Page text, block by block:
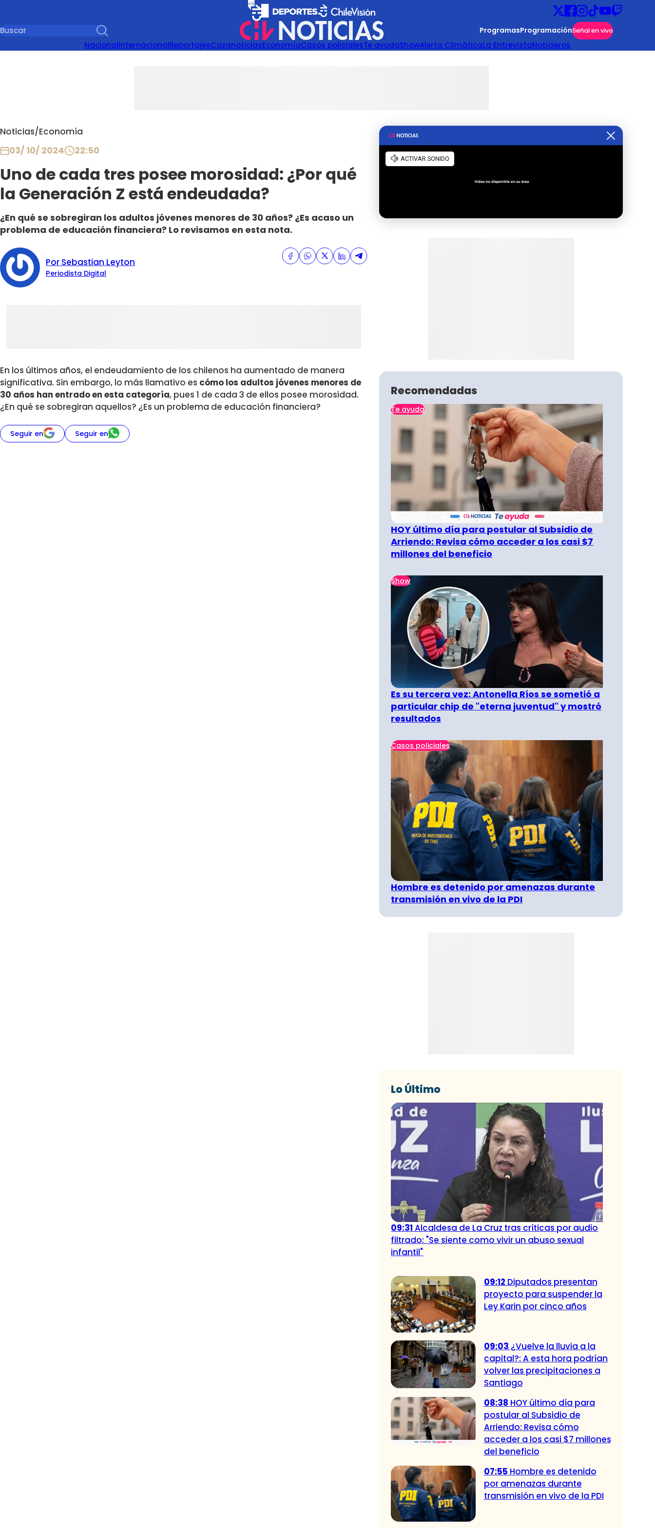
ProgramasProgramaciónSeñal en vivo
NacionalInternacionalReportajesCazanoticiasEconomíaCasos policialesTe ayudaShowAlerta ClimáticaLa EntrevistaNoticieros
Noticias/Economía
03/ 10/ 2024 22:50
Uno de cada tres posee morosidad: ¿Por qué
la Generación Z está endeudada?
¿En qué se sobregiran los adultos jóvenes menores de 30 años? ¿Es acaso un
problema de educación financiera? Lo revisamos en esta nota.
Por Sebastian Leyton
Periodista Digital
En los últimos años, el endeudamiento de los chilenos ha aumentado de manera
significativa. Sin embargo, lo más llamativo es cómo los adultos jóvenes menores de
30 años han entrado en esta categoría, pues 1 de cada 3 de ellos posee morosidad.
¿En qué se sobregiran aquellos? ¿Es un problema de educación financiera?
Seguir en Seguir en
Recomendadas
Te ayuda
HOY último día para postular al Subsidio de
Arriendo: Revisa cómo acceder a los casi $7
millones del beneficio
Show
Es su tercera vez: Antonella Ríos se sometió a
particular chip de "eterna juventud" y mostró
resultados
Casos policiales
Hombre es detenido por amenazas durante
transmisión en vivo de la PDI
Lo Último
09:31Alcaldesa de La Cruz tras críticas por audio
filtrado: "Se siente como vivir un abuso sexual
infantil"
09:12 Diputados presentan
proyecto para suspender la
Ley Karin por cinco años
09:03 ¿Vuelve la lluvia a la
capital?: A esta hora podrían
volver las precipitaciones a
Santiago
08:38 HOY último día para
postular al Subsidio de
Arriendo: Revisa cómo
acceder a los casi $7 millones
del beneficio
07:55 Hombre es detenido
por amenazas durante
transmisión en vivo de la PDI